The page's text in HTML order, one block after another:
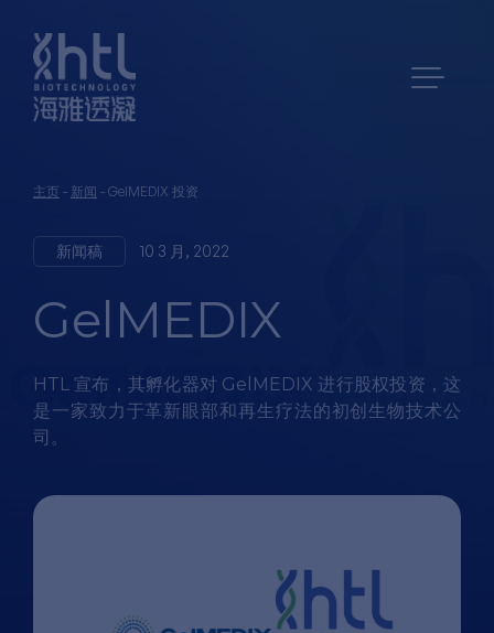
主页 - 新闻 - GelMEDIX 投资
新闻稿 10 3 月, 2022
GelMEDIX
HTL 宣布，其孵化器对 GelMEDIX 进行股权投资，这
是一家致力于革新眼部和再生疗法的初创生物技术公
司。